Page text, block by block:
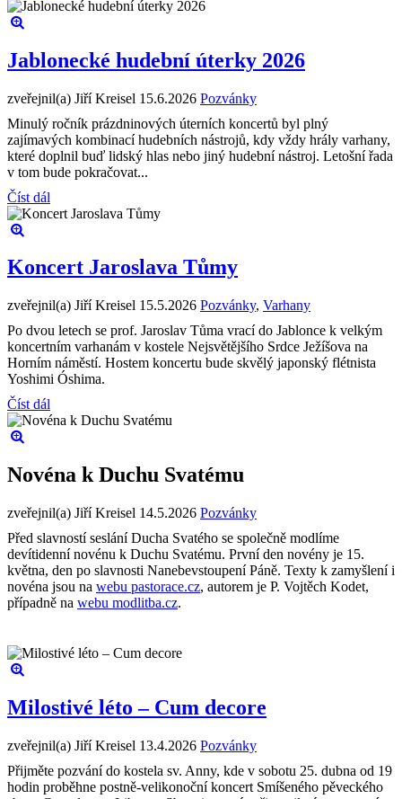
Jablonecké hudební úterky 2026
zveřejnil(a) Jiří Kreisel 15.6.2026 Pozvánky
Minulý ročník prázdninových úterních koncertů byl plný
zajímavých kombinací hudebních nástrojů, kdy vždy hrály varhany,
které doplnil buď lidský hlas nebo jiný hudební nástroj. Letošní řada
v tom bude pokračovat...
Číst dál
Koncert Jaroslava Tůmy
zveřejnil(a) Jiří Kreisel 15.5.2026 Pozvánky, Varhany
Po dvou letech se prof. Jaroslav Tůma vrací do Jablonce k velkým
koncertním varhanám v kostele Nejsvětějšího Srdce Ježíšova na
Horním náměstí. Hostem koncertu bude skvělý japonský flétnista
Yoshimi Óshima.
Číst dál
Novéna k Duchu Svatému
zveřejnil(a) Jiří Kreisel 14.5.2026 Pozvánky
Před slavností seslání Ducha Svatého se společně modlíme
devítidenní novénu k Duchu Svatému. První den novény je 15.
května, den po slavnosti Nanebevstoupení Páně. Texty k zamyšlení i
novéna jsou na webu pastorace.cz, autorem je P. Vojtěch Kodet,
případně na webu modlitba.cz.
Milostivé léto – Cum decore
zveřejnil(a) Jiří Kreisel 13.4.2026 Pozvánky
Přijměte pozvání do kostela sv. Anny, kde v sobotu 25. dubna od 19
hodin proběhne postně-velikonoční koncert Smíšeného pěveckého